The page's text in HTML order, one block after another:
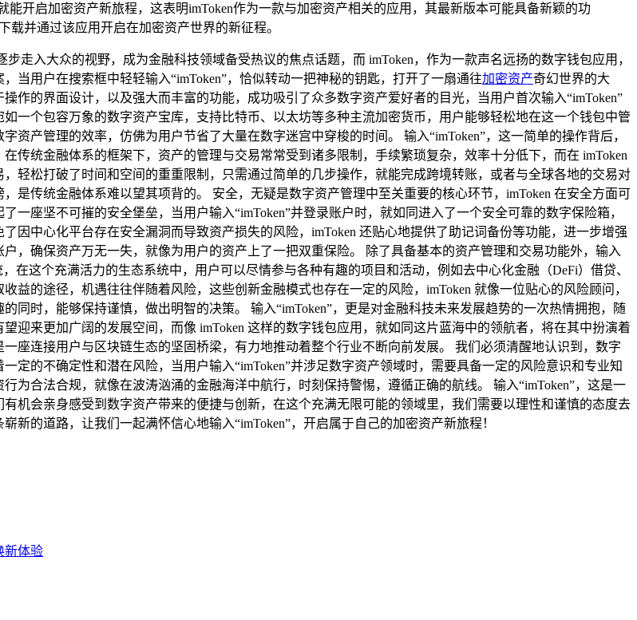
能开启加密资产新旅程，这表明imToken作为一款与加密资产相关的应用，其最新版本可能具备新颖的功
并通过该应用开启在加密资产世界的新征程。
步走入大众的视野，成为金融科技领域备受热议的焦点话题，而 imToken，作为一款声名远扬的数字钱包应用，
当用户在搜索框中轻轻输入“imToken”，恰似转动一把神秘的钥匙，打开了一扇通往加密资产奇幻世界的大
作的界面设计，以及强大而丰富的功能，成功吸引了众多数字资产爱好者的目光，当用户首次输入“imToken”
一个包容万象的数字资产宝库，支持比特币、以太坊等多种主流加密货币，用户能够轻松地在这一个钱包中管
产管理的效率，仿佛为用户节省了大量在数字迷宫中穿梭的时间。 输入“imToken”，这一简单的操作背后，
传统金融体系的框架下，资产的管理与交易常常受到诸多限制，手续繁琐复杂，效率十分低下，而在 imToken
轻松打破了时间和空间的重重限制，只需通过简单的几步操作，就能完成跨境转账，或者与全球各地的交易对
是传统金融体系难以望其项背的。 安全，无疑是数字资产管理中至关重要的核心环节，imToken 在安全方面可
座坚不可摧的安全堡垒，当用户输入“imToken”并登录账户时，就如同进入了一个安全可靠的数字保险箱，
因中心化平台存在安全漏洞而导致资产损失的风险，imToken 还贴心地提供了助记词备份等功能，进一步增强
，确保资产万无一失，就像为用户的资产上了一把双重保险。 除了具备基本的资产管理和交易功能外，输入
在这个充满活力的生态系统中，用户可以尽情参与各种有趣的项目和活动，例如去中心化金融（DeFi）借贷、
的途径，机遇往往伴随着风险，这些创新金融模式也存在一定的风险，imToken 就像一位贴心的风险顾问，
同时，能够保持谨慎，做出明智的决策。 输入“imToken”，更是对金融科技未来发展趋势的一次热情拥抱，随
迎来更加广阔的发展空间，而像 imToken 这样的数字钱包应用，就如同这片蓝海中的领航者，将在其中扮演着
座连接用户与区块链生态的坚固桥梁，有力地推动着整个行业不断向前发展。 我们必须清醒地认识到，数字
定的不确定性和潜在风险，当用户输入“imToken”并涉足数字资产领域时，需要具备一定的风险意识和专业知
为合法合规，就像在波涛汹涌的金融海洋中航行，时刻保持警惕，遵循正确的航线。 输入“imToken”，这是一
机会亲身感受到数字资产带来的便捷与创新，在这个充满无限可能的领域里，我们需要以理性和谨慎的态度去
的道路，让我们一起满怀信心地输入“imToken”，开启属于自己的加密资产新旅程！
新体验